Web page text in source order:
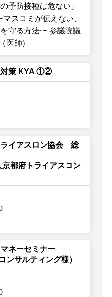
予防接種は危ない」
スコミが伝えない、
守る方法〜 参議院議
医師）
対策 KYA ①②
ライアスロン協会 総
京都府トライアスロン
ネーセミナー
ンサルティング様）